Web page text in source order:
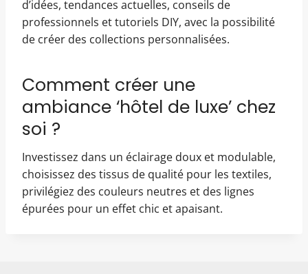
d’idées, tendances actuelles, conseils de
professionnels et tutoriels DIY, avec la possibilité
de créer des collections personnalisées.
Comment créer une
ambiance ‘hôtel de luxe’ chez
soi ?
Investissez dans un éclairage doux et modulable,
choisissez des tissus de qualité pour les textiles,
privilégiez des couleurs neutres et des lignes
épurées pour un effet chic et apaisant.